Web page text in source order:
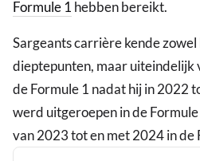
Formule 1 hebben bereikt.
Sargeants carrière kende
dieptepunten, maar uiteindelijk
de Formule 1 nadat hij in 2022
werd uitgeroepen in de
van 2023 tot en met 2024 in de